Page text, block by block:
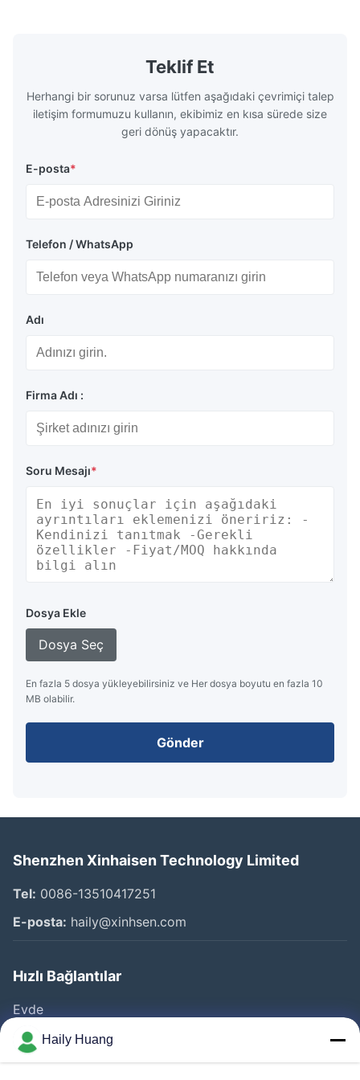
distribution in production processes. Flow
Plate Features Complex, Burr
Teklif Et
Herhangi bir sorunuz varsa lütfen aşağıdaki çevrimiçi talep
iletişim formumuzu kullanın, ekibimiz en kısa sürede size
geri dönüş yapacaktır.
E-posta*
Telefon / WhatsApp
Adı
Firma Adı :
Soru Mesajı*
Dosya Ekle
Dosya Seç
En fazla 5 dosya yükleyebilirsiniz ve Her dosya boyutu en fazla 10
MB olabilir.
Gönder
Shenzhen Xinhaisen Technology Limited
Tel: 0086-13510417251
E-posta: haily@xinhsen.com
Hızlı Bağlantılar
Evde
Ürünler
VİDEOLAR
Haily Huang